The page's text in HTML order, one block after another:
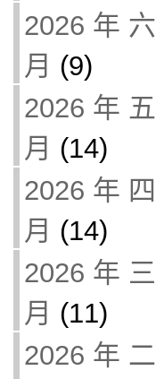
2026 年 六
月 (9)
2026 年 五
月 (14)
2026 年 四
月 (14)
2026 年 三
月 (11)
2026 年 二